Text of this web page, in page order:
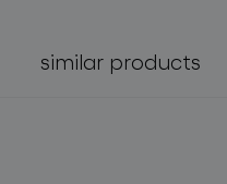
similar products